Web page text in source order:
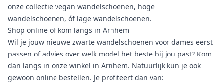
onze collectie vegan wandelschoenen, hoge
wandelschoenen, óf lage wandelschoenen.
Shop online of kom langs in Arnhem
Wil je jouw nieuwe zwarte wandelschoenen voor dames eerst
passen of advies over welk model het beste bij jou past? Kom
dan langs in onze winkel in Arnhem. Natuurlijk kun je ook
gewoon online bestellen. Je profiteert dan van: